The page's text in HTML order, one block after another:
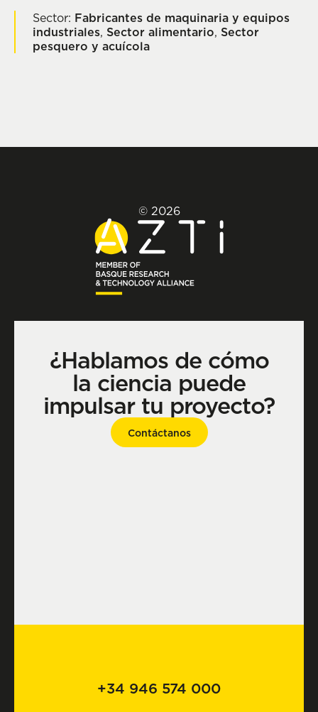
Sector: Fabricantes de maquinaria y equipos
industriales, Sector alimentario, Sector
pesquero y acuícola
© 2026
¿Hablamos de cómo
la ciencia puede
impulsar tu proyecto?
Contáctanos
+34 946 574 000